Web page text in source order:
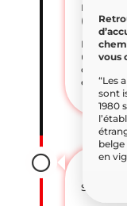
Le
(OE)
Durée de
une fois
délai
enquête
Si le visa
vous
“Les
sont
1980
belge
en